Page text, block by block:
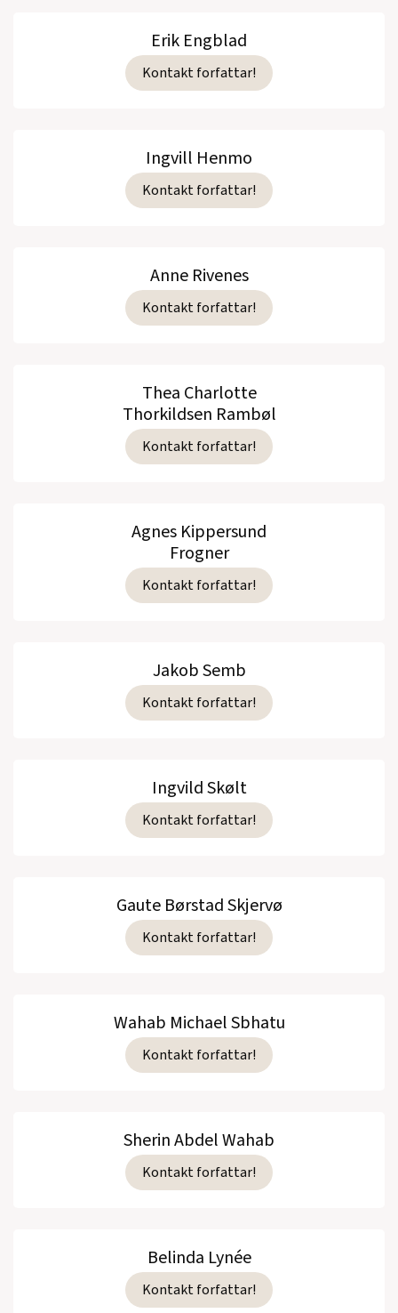
Erik Engblad
Kontakt forfattar!
Ingvill Henmo
Kontakt forfattar!
Anne Rivenes
Kontakt forfattar!
Thea Charlotte
Thorkildsen Rambøl
Kontakt forfattar!
Agnes Kippersund
Frogner
Kontakt forfattar!
Jakob Semb
Kontakt forfattar!
Ingvild Skølt
Kontakt forfattar!
Gaute Børstad Skjervø
Kontakt forfattar!
Wahab Michael Sbhatu
Kontakt forfattar!
Sherin Abdel Wahab
Kontakt forfattar!
Belinda Lynée
Kontakt forfattar!